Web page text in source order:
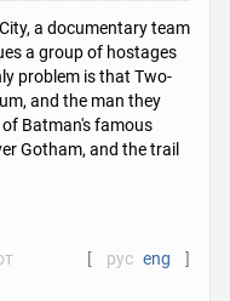
a documentary team
a group of hostages
problem is that Two-
and the man they
Batman's famous
Gotham, and the trail
[ рус eng ]